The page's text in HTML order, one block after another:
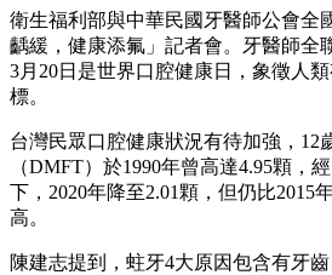
衛生福利部與中華民國牙醫師公會全
齲緩，健康添氟」記者會。牙醫師全
3月20日是世界口腔健康日，象徵人
標。
台灣民眾口腔健康狀況有待加強，12
（DMFT）於1990年曾高達4.95顆，
下，2020年降至2.01顆，但仍比2015
高。
陳建志提到，蛀牙4大原因包含有牙